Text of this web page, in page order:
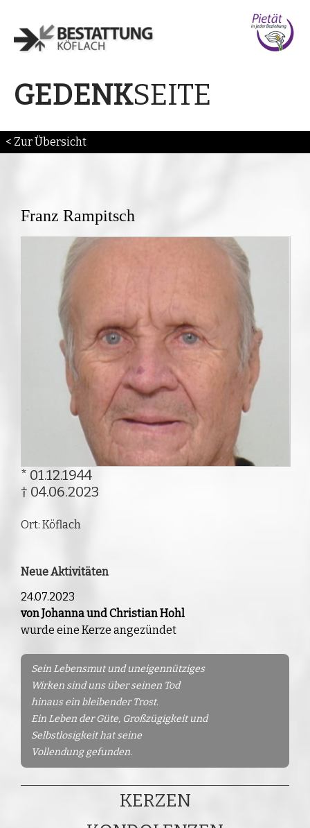
GEDENKSEITE
< Zur Übersicht
Franz Rampitsch
* 01.12.1944
† 04.06.2023
Ort: Köflach
Neue Aktivitäten
24.07.2023
von Johanna und Christian Hohl
wurde eine Kerze angezündet
Sein Lebensmut und uneigennütziges
Wirken sind uns über seinen Tod
hinaus ein bleibender Trost.
Ein Leben der Güte, Großzügigkeit und
Selbstlosigkeit hat seine
Vollendung gefunden.
KERZEN